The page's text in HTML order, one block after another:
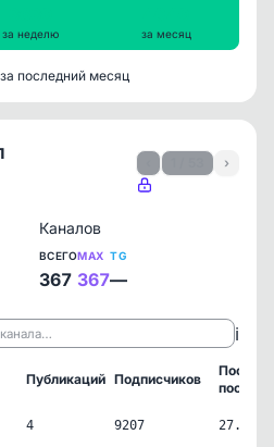
за неделю за месяц
последний месяц
›
Каналов
ВСЕГО
367
MAX
367
TG
—
ℹ️
Публикаций Подписчиков
пост
4 9207